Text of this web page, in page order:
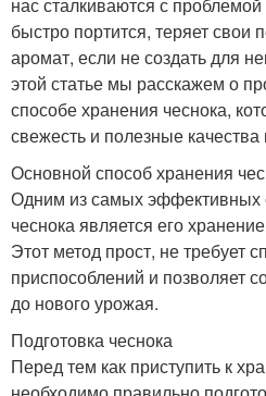
нас сталкиваются с
быстро портится, теряет свои
аромат, если не создать для
этой статье мы расскажем о
способе хранения чеснока,
свежесть и полезные
Основной способ хранения
Одним из самых эффективных
чеснока является его
Этот метод прост, не требует
приспособлений и позволяет
до нового урожая.
Подготовка чеснока
Перед тем как приступить к